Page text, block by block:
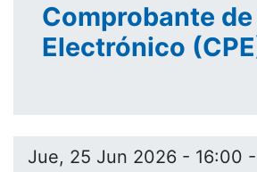
Comprobante de
Electrónico
Jue, 25 Jun 2026 - 16:00 -